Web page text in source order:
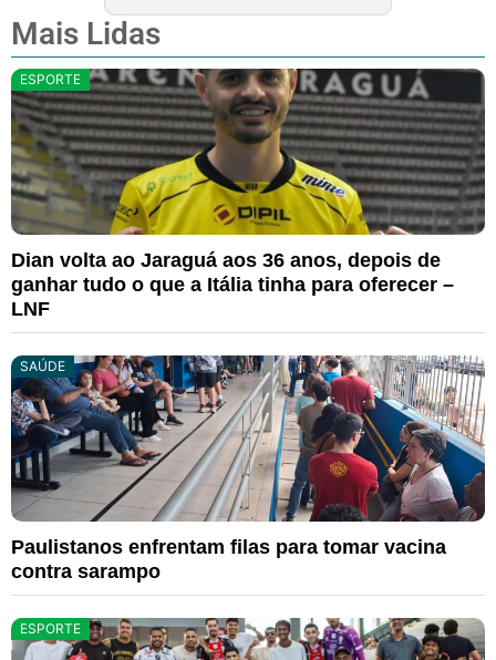
Mais Lidas
ESPORTE
Dian volta ao Jaraguá aos 36 anos, depois de
ganhar tudo o que a Itália tinha para oferecer –
LNF
SAÚDE
Paulistanos enfrentam filas para tomar vacina
contra sarampo
ESPORTE